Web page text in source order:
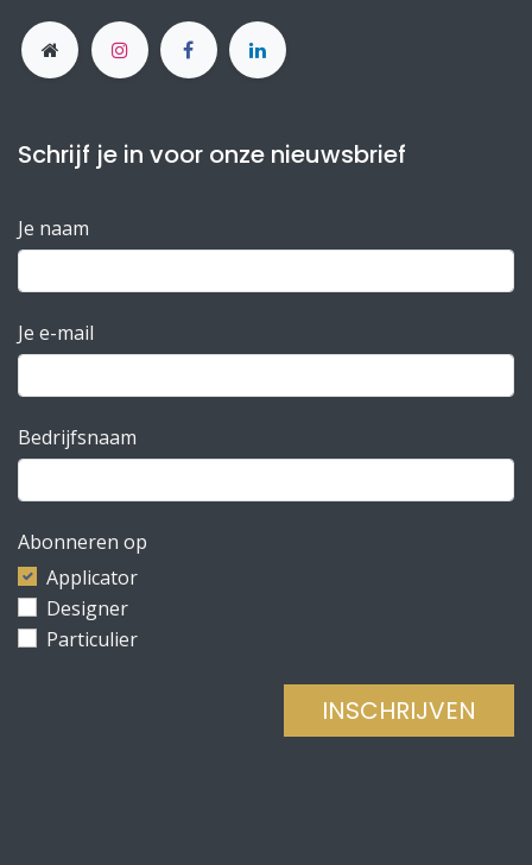
Schrijf je in voor onze nieuwsbrief
Je naam
Je e-mail
Bedrijfsnaam
Abonneren op
Applicator
Designer
Particulier
INSCHRIJVEN